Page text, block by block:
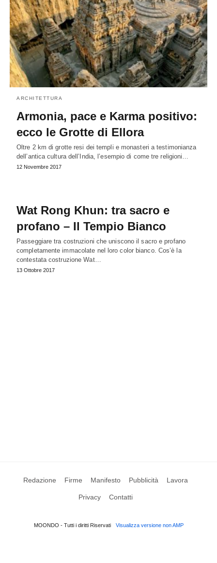
ARCHITETTURA
Armonia, pace e Karma positivo:
ecco le Grotte di Ellora
Oltre 2 km di grotte resi dei templi e monasteri a testimonianza
dell’antica cultura dell’India, l’esempio di come tre religioni…
12 Novembre 2017
Wat Rong Khun: tra sacro e
profano – Il Tempio Bianco
Passeggiare tra costruzioni che uniscono il sacro e profano
completamente immacolate nel loro color bianco. Cos’è la
contestata costruzione Wat…
13 Ottobre 2017
Redazione Firme Manifesto Pubblicità Lavora
Privacy Contatti
MOONDO - Tutti i diritti Riservati Visualizza versione non AMP